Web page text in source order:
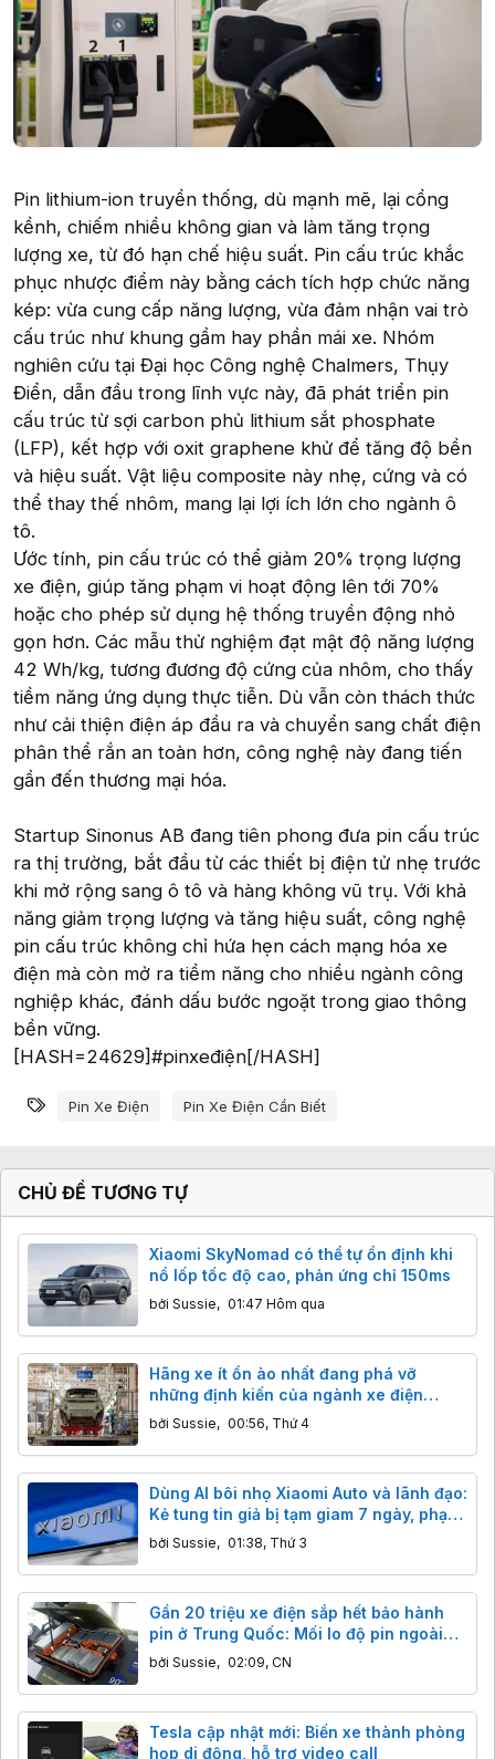
Pin lithium-ion truyền thống, dù mạnh mẽ, lại cồng
kềnh, chiếm nhiều không gian và làm tăng trọng
lượng xe, từ đó hạn chế hiệu suất. Pin cấu trúc khắc
phục nhược điểm này bằng cách tích hợp chức năng
kép: vừa cung cấp năng lượng, vừa đảm nhận vai trò
cấu trúc như khung gầm hay phần mái xe. Nhóm
nghiên cứu tại Đại học Công nghệ Chalmers, Thụy
Điển, dẫn đầu trong lĩnh vực này, đã phát triển pin
cấu trúc từ sợi carbon phủ lithium sắt phosphate
(LFP), kết hợp với oxit graphene khử để tăng độ bền
và hiệu suất. Vật liệu composite này nhẹ, cứng và có
thể thay thế nhôm, mang lại lợi ích lớn cho ngành ô
tô.
Ước tính, pin cấu trúc có thể giảm 20% trọng lượng
xe điện, giúp tăng phạm vi hoạt động lên tới 70%
hoặc cho phép sử dụng hệ thống truyền động nhỏ
gọn hơn. Các mẫu thử nghiệm đạt mật độ năng lượng
42 Wh/kg, tương đương độ cứng của nhôm, cho thấy
tiềm năng ứng dụng thực tiễn. Dù vẫn còn thách thức
như cải thiện điện áp đầu ra và chuyển sang chất điện
phân thể rắn an toàn hơn, công nghệ này đang tiến
gần đến thương mại hóa.
Startup Sinonus AB đang tiên phong đưa pin cấu trúc
ra thị trường, bắt đầu từ các thiết bị điện tử nhẹ trước
khi mở rộng sang ô tô và hàng không vũ trụ. Với khả
năng giảm trọng lượng và tăng hiệu suất, công nghệ
pin cấu trúc không chỉ hứa hẹn cách mạng hóa xe
điện mà còn mở ra tiềm năng cho nhiều ngành công
nghiệp khác, đánh dấu bước ngoặt trong giao thông
bền vững.
[HASH=24629]#pinxeđiện[/HASH]
Từ khóa
Pin Xe Điện Pin Xe Điện Cần Biết
CHỦ ĐỀ TƯƠNG TỰ
Xiaomi SkyNomad có thể tự ổn định khi
nổ lốp tốc độ cao, phản ứng chỉ 150ms
bởi Sussie, 01:47 Hôm qua
Hãng xe ít ồn ào nhất đang phá vỡ
những định kiến của ngành xe điện
Trung Quốc
bởi Sussie, 00:56, Thứ 4
Dùng AI bôi nhọ Xiaomi Auto và lãnh đạo:
Kẻ tung tin giả bị tạm giam 7 ngày, phạt
tiền
bởi Sussie, 01:38, Thứ 3
Gần 20 triệu xe điện sắp hết bảo hành
pin ở Trung Quốc: Mối lo độ pin ngoài
giá rẻ, hiểm họa khôn lường
bởi Sussie, 02:09, CN
Tesla cập nhật mới: Biến xe thành phòng
họp di động, hỗ trợ video call